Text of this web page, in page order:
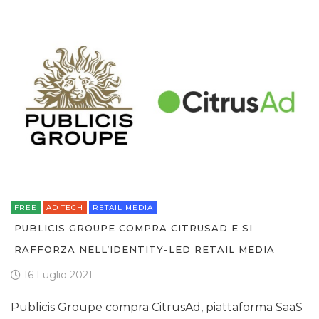
OPINIONI
FREE AD TECH RETAIL MEDIA
PUBLICIS GROUPE COMPRA CITRUSAD E SI
RAFFORZA NELL’IDENTITY-LED RETAIL MEDIA
16 Luglio 2021
Publicis Groupe compra CitrusAd, piattaforma SaaS